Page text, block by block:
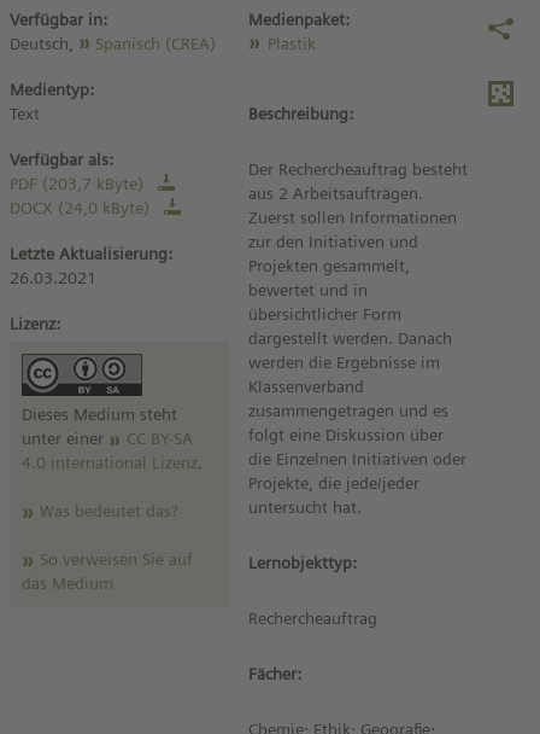
Verfügbar in:
Deutsch,
Spanisch (CREA)
Medientyp:
Text
Verfügbar als:
PDF (203,7 kByte)
DOCX (24,0 kByte)
Letzte Aktualisierung:
26.03.2021
Lizenz:
Dieses Medium steht
unter einer
CC BY-SA
4.0 international Lizenz.
Was bedeutet das?
So verweisen Sie auf
das Medium
Medienpaket:
Plastik
Beschreibung:
Der Rechercheauftrag besteht
aus 2 Arbeitsaufträgen.
Zuerst sollen Informationen
zur den Initiativen und
Projekten gesammelt,
bewertet und in
übersichtlicher Form
dargestellt werden. Danach
werden die Ergebnisse im
Klassenverband
zusammengetragen und es
folgt eine Diskussion über
die Einzelnen Initiativen oder
Projekte, die jede/jeder
untersucht hat.
Lernobjekttyp:
Rechercheauftrag
Fächer:
Chemie; Ethik; Geografie;